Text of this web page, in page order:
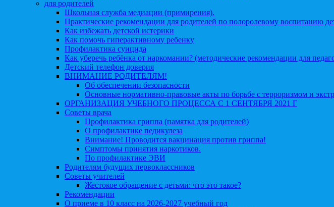
для родителей
Школьная служба медиации (примирения).
Практические рекомендации для родителей по полоролевому воспитанию
Как избежать детской истерики
Как помочь гиперактивному ребенку
Профилактика суицида
Как уберечь ребёнка от наркомании? (методические рекомендации для
Детский телефон доверия
ВНИМАНИЕ РОДИТЕЛЯМ!
Об обеспечении безопасности
Основные нормативно-правовые акты по борьбе с терроризмом и
ОРГАНИЗАЦИЯ УЧЕБНОГО ПРОЦЕССА С 1 СЕНТЯБРЯ 2021 Г
Советы врача
Профилактика гриппа (памятка для родителей)
О профилактике педикулеза
Внимание! Проводится вакцинация против гриппа!
Симптомы принятия наркотиков.
По профилактике ЭВИ
Родителям будущих первоклассников
Советы учителей
Жестокое обращение с детьми: что это такое?
Рекомендации
О приеме в 10 класс на 2026-2027 учебный год